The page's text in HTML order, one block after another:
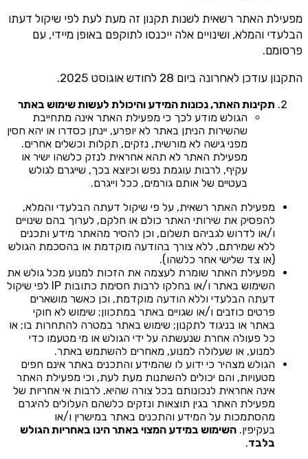
מפעילת האתר רשאית לשנות תקנון זה מעת לעת לפי שיקול דעתו
הבלעדי והמלא, ושינויים אלה ייכנסו לתוקפם באופן מיידי, עם
פרסומם.
התקנון עודכן לאחרונה ביום 28 לחודש אוגוסט 2025.
תקינות האתר, נכונות המידע והיכולת לעשות שימוש באתר
הגולש מודע לכך כי מפעילת האתר אינה מתחייבת
שהשירות הניתן באתר לא יופרע, יינתן כסדרו או יהא חסין
מפני גישה לא מורשית, נזקים, תקלות וכשלים אחרים.
מפעילת האתר לא תהא אחראית לנזק כלשהו ישיר או
עקיף, לרבות עוגמת נפש וכיוצא בכך, שייגרם לגולש
בעטיים של אותם גורמים, ככל וייגרם.
מפעילת האתר רשאית, על פי שיקול דעתה הבלעדי והמלא,
להפסיק את שירותי האתר כולם או חלקם, לערוך בהם שינויים
ו/או לדרוש לגביהם תשלום, וכן להסיר מהאתר מידע ותכנים
ללא שמירתם, ללא צורך בהודעה מוקדמת או בהסכמת הגולש
(או צד שלישי אחר כלשהו).
מפעילת האתר שומרת לעצמה את הזכות למנוע מכל גולש את
השימוש באתר ו/או בחלקו לרבות חסימת כתובות IP לפי שיקול
דעתה הבלעדי וללא הודעה מוקדמת, וכן כאשר מושארים
פרטים כוזבים ו/או שגויים באתר במתכוון; שימוש לא חוקי
באתר או בניגוד לתקנון; שימוש באתר במטרה להתחרות בו; או
כל פעולה אחרת שנעשתה על ידי הגולש או מי מטעמו כדי
למנוע, או שעלולה למנוע, מאחרים להשתמש באתר.
הגולש מצהיר כי ידוע לו שהמידע והתכנים באתר אינם חפים
מטעויות, והם יכולים להשתנות מעת לעת, וכי מפעילת האתר
אינה אחראית לנכונותם בכל צורה שהיא, לרבות אי אחריות של
מפעילת האתר בגין תוצאות ונזקים כלשהם העלולים להיגרם
מהסתמכות על המידע והתכנים באתר במישרין ו/או
בעקיפין. השימוש במידע המצוי באתר הינו באחריות הגולש
בלבד.